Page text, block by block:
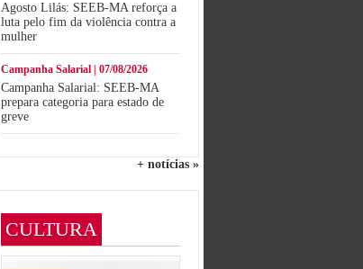
Agosto Lilás: SEEB-MA reforça a
luta pelo fim da violência contra a
mulher
Campanha Salarial | 07/08/2026
Campanha Salarial: SEEB-MA
prepara categoria para estado de
greve
+ notícias »
CULTURA